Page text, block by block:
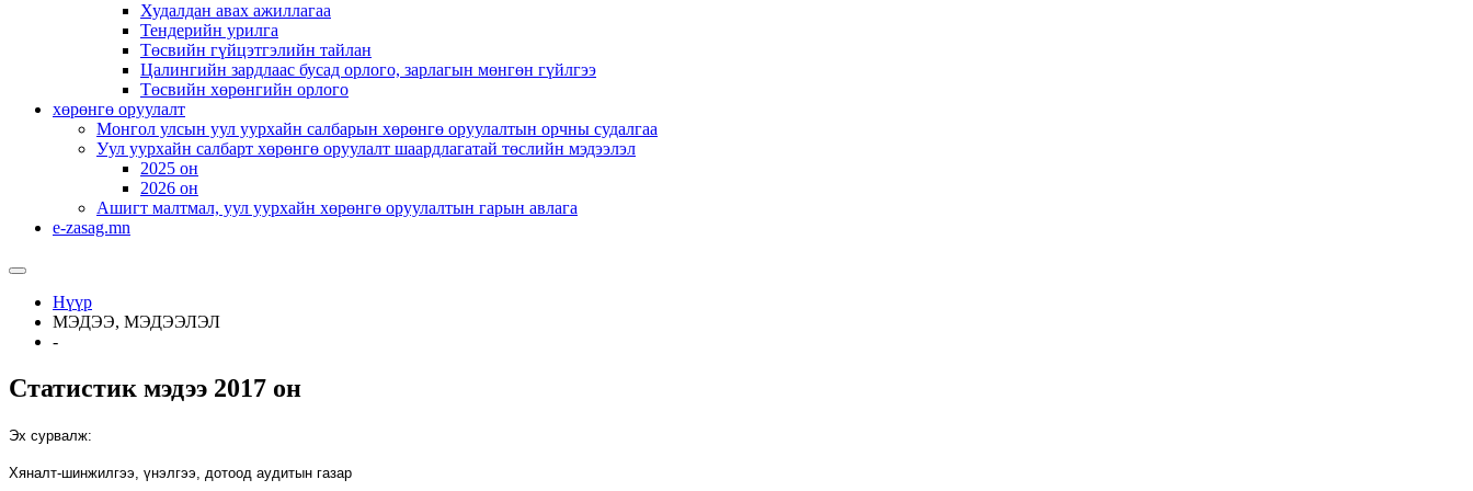
Худалдан авах ажиллагаа
Тендерийн урилга
Төсвийн гүйцэтгэлийн тайлан
Цалингийн зардлаас бусад орлого, зарлагын мөнгөн гүйлгээ
Төсвийн хөрөнгийн орлого
хөрөнгө оруулалт
Монгол улсын уул уурхайн салбарын хөрөнгө оруулалтын орчны судалгаа
Уул уурхайн салбарт хөрөнгө оруулалт шаардлагатай төслийн мэдээлэл
2025 он
2026 он
Ашигт малтмал, уул уурхайн хөрөнгө оруулалтын гарын авлага
e-zasag.mn
Нүүр
МЭДЭЭ, МЭДЭЭЛЭЛ
-
Статистик мэдээ 2017 он
Эх сурвалж:
Хяналт-шинжилгээ, үнэлгээ, дотоод аудитын газар